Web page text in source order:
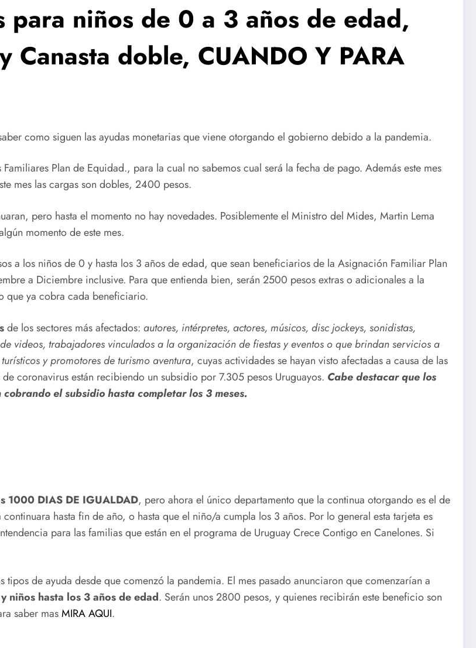
niños de 0 a 3 años de edad,
Canasta doble, CUANDO Y PARA
como siguen las ayudas monetarias que viene otorgando el gobierno debido a la pandemia.
Plan de Equidad., para la cual no sabemos cual será la fecha de pago. Además este mes
mes las cargas son dobles, 2400 pesos.
pero hasta el momento no hay novedades. Posiblemente el Ministro del Mides, Martin Lema
momento de este mes.
a los niños de 0 y hasta los 3 años de edad, que sean beneficiarios de la Asignación Familiar Plan
a Diciembre inclusive. Para que entienda bien, serán 2500 pesos extras o adicionales a la
que ya cobra cada beneficiario.
de los sectores más afectados: autores, intérpretes, actores, músicos, disc jockeys, sonidistas,
videos, trabajadores vinculados a la organización de fiestas y eventos o que brindan servicios a
y promotores de turismo aventura, cuyas actividades se hayan visto afectadas a causa de las
coronavirus están recibiendo un subsidio por 7.305 pesos Uruguayos. Cabe destacar que los
el subsidio hasta completar los 3 meses.
1000 DIAS DE IGUALDAD, pero ahora el único departamento que la continua otorgando es el de
hasta fin de año, o hasta que el niño/a cumpla los 3 años. Por lo general esta tarjeta es
para las familias que están en el programa de Uruguay Crece Contigo en Canelones. Si
de ayuda desde que comenzó la pandemia. El mes pasado anunciaron que comenzarían a
niños hasta los 3 años de edad. Serán unos 2800 pesos, y quienes recibirán este beneficio son
saber masMIRA AQUI.